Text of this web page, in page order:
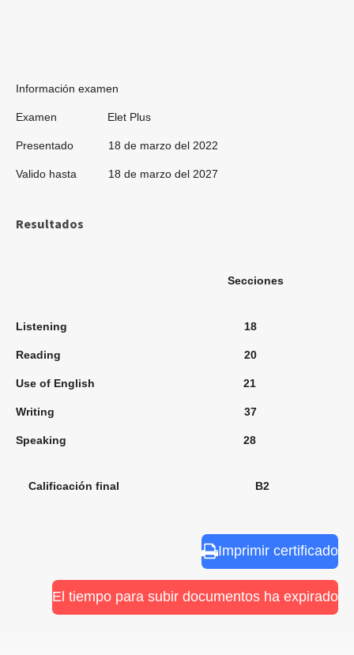
Información examen
Examen Elet Plus
Presentado 18 de marzo del 2022
Valido hasta 18 de marzo del 2027
Resultados
Secciones
Listening 18
Reading 20
Use of English 21
Writing 37
Speaking 28
Calificación final B2
Imprimir certificado
El tiempo para subir documentos ha expirado